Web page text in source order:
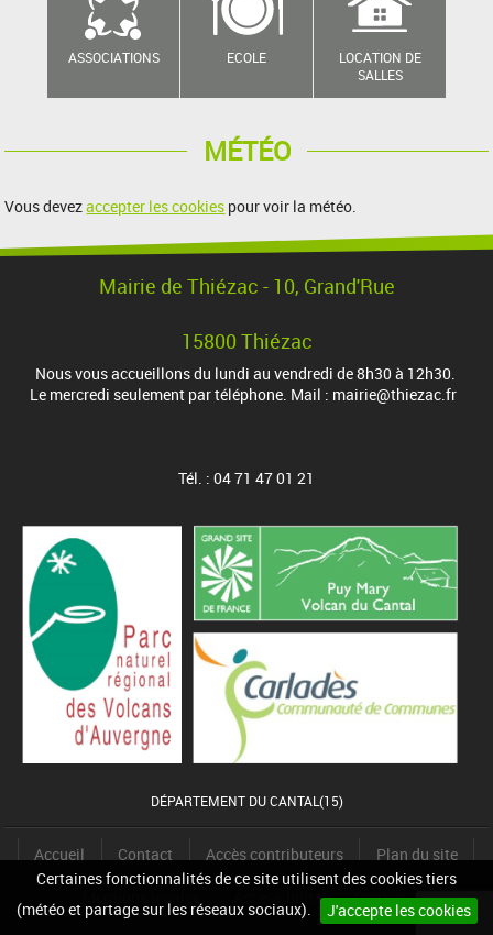
Certaines fonctionnalités de ce site utilisent des cookies tiers
(météo et partage sur les réseaux sociaux).
J'accepte les cookies
ASSOCIATIONS ECOLE
LOCATION DE
SALLES
MÉTÉO
Vous devezaccepter les cookies pour voir la météo.
Mairie de Thiézac - 10, Grand'Rue
15800 Thiézac
Nous vous accueillons du lundi au vendredi de 8h30 à 12h30.
Le mercredi seulement par téléphone. Mail : mairie@thiezac.fr
Tél. : 04 71 47 01 21
DÉPARTEMENT DU CANTAL(15)
Accueil Contact Accès contributeurs Plan du site
Accessibilité Cookies